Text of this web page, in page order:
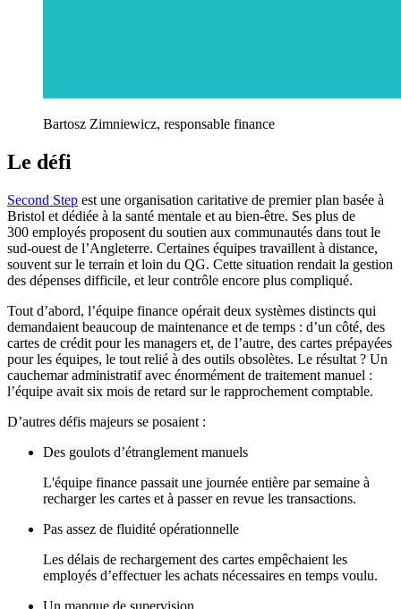
Bartosz Zimniewicz, responsable finance
Le défi
Second Step est une organisation caritative de premier plan basée à
Bristol et dédiée à la santé mentale et au bien-être. Ses plus de
300 employés proposent du soutien aux communautés dans tout le
sud-ouest de l’Angleterre. Certaines équipes travaillent à distance,
souvent sur le terrain et loin du QG. Cette situation rendait la gestion
des dépenses difficile, et leur contrôle encore plus compliqué.
Tout d’abord, l’équipe finance opérait deux systèmes distincts qui
demandaient beaucoup de maintenance et de temps : d’un côté, des
cartes de crédit pour les managers et, de l’autre, des cartes prépayées
pour les équipes, le tout relié à des outils obsolètes. Le résultat ? Un
cauchemar administratif avec énormément de traitement manuel :
l’équipe avait six mois de retard sur le rapprochement comptable.
D’autres défis majeurs se posaient :
Des goulots d’étranglement manuels
L'équipe finance passait une journée entière par semaine à
recharger les cartes et à passer en revue les transactions.
Pas assez de fluidité opérationnelle
Les délais de rechargement des cartes empêchaient les
employés d’effectuer les achats nécessaires en temps voulu.
Un manque de supervision